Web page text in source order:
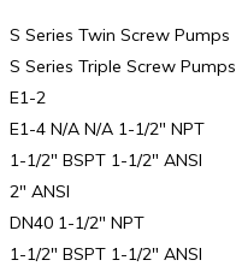
S Series Twin Screw Pumps
S Series Triple Screw Pumps
E1-2
E1-4 N/A N/A 1-1/2″ NPT
1-1/2″ BSPT 1-1/2″ ANSI
2″ ANSI
DN40 1-1/2″ NPT
1-1/2″ BSPT 1-1/2″ ANSI